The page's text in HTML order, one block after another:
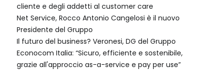
cliente e degli addetti al customer care
Net Service, Rocco Antonio Cangelosi è il nuovo
Presidente del Gruppo
Il futuro del business? Veronesi, DG del Gruppo
Econocom Italia: “Sicuro, efficiente e sostenibile,
grazie all'approccio as-a-service e pay per use”